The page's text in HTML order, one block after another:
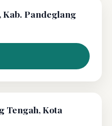
Pandeglang
Tengah, Kota